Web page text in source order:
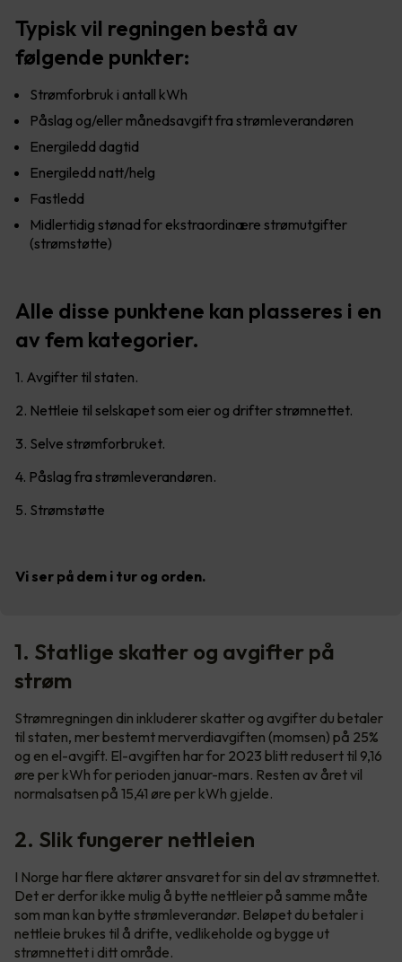
Typisk vil regningen bestå av
følgende punkter:
Strømforbruk i antall kWh
Påslag og/eller månedsavgift fra strømleverandøren
Energiledd dagtid
Energiledd natt/helg
Fastledd
Midlertidig stønad for ekstraordinære strømutgifter
(strømstøtte)
Alle disse punktene kan plasseres i en
av fem kategorier.
1. Avgifter til staten.
2. Nettleie til selskapet som eier og drifter strømnettet.
3. Selve strømforbruket.
4. Påslag fra strømleverandøren.
5. Strømstøtte
Vi ser på dem i tur og orden.
1. Statlige skatter og avgifter på
strøm
Strømregningen din inkluderer skatter og avgifter du betaler
til staten, mer bestemt merverdiavgiften (momsen) på 25%
og en el-avgift. El-avgiften har for 2023 blitt redusert til 9,16
øre per kWh for perioden januar-mars. Resten av året vil
normalsatsen på 15,41 øre per kWh gjelde.
2. Slik fungerer nettleien
I Norge har flere aktører ansvaret for sin del av strømnettet.
Det er derfor ikke mulig å bytte nettleier på samme måte
som man kan bytte strømleverandør. Beløpet du betaler i
nettleie brukes til å drifte, vedlikeholde og bygge ut
strømnettet i ditt område.